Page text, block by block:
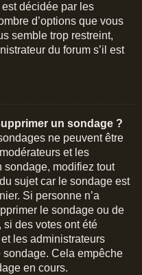
est décidée par les
d’options que vous
semble trop restreint,
du forum s’il est
un sondage ?
ne peuvent être
et les
sondage, modifiez tout
sujet car le sondage est
Si personne n’a
le sondage ou de
des votes ont été
les administrateurs
Cela empêche
en cours.